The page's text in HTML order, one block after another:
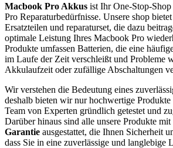
Macbook Pro Akkus ist Ihr One-Stop-
Pro Reparaturbedürfnisse. Unsere shop
Ersatzteilen und reparaturset, die dazu
optimale Leistung Ihres Macbook Pro
Produkte umfassen Batterien, die eine
im Laufe der Zeit verschleißt und Probleme
Akkulaufzeit oder zufällige Abschaltungen
Wir verstehen die Bedeutung eines
deshalb bieten wir nur hochwertige Produkte
Team von Experten gründlich getestet und
Darüber hinaus sind alle unsere Produkte mit
Garantie ausgestattet, die Ihnen Sicherheit
dass Sie in eine zuverlässige und langlebige